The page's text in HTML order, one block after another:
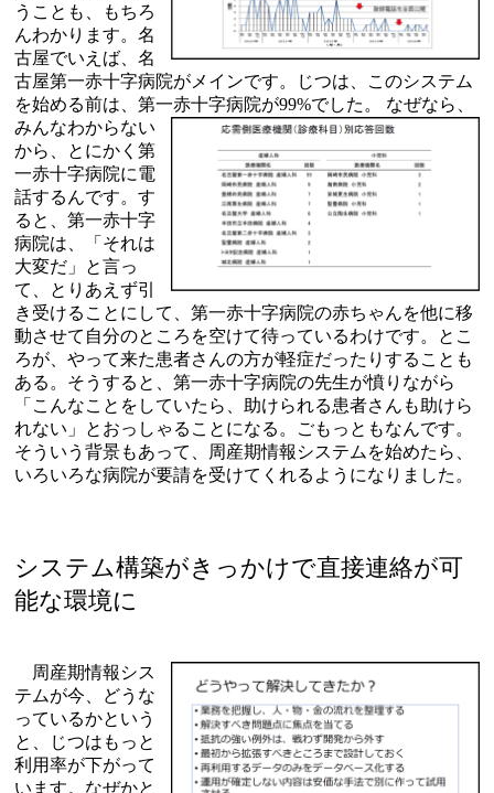
うことも、もちろ
んわかります。名
古屋でいえば、名
古屋第一赤十字病院がメインです。じつは、このシステム
を始める前は、第一赤十字病院が99%でした。 なぜなら、
みんなわからない
から、とにかく第
一赤十字病院に電
話するんです。す
ると、第一赤十字
病院は、「それは
大変だ」と言っ
て、とりあえず引
き受けることにして、第一赤十字病院の赤ちゃんを他に移
動させて自分のところを空けて待っているわけです。とこ
ろが、やって来た患者さんの方が軽症だったりすることも
ある。そうすると、第一赤十字病院の先生が憤りながら
「こんなことをしていたら、助けられる患者さんも助けら
れない」とおっしゃることになる。ごもっともなんです。
そういう背景もあって、周産期情報システムを始めたら、
いろいろな病院が要請を受けてくれるようになりました。
システム構築がきっかけで直接連絡が可
能な環境に
周産期情報シス
テムが今、どうな
っているかという
と、じつはもっと
利用率が下がって
います。なぜかと